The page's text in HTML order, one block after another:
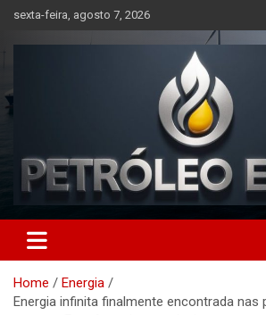
content
sexta-feira, agosto 7, 2026
Petróleo e Gás |
notícias
petróleo, gás, vagas
Home
Energia
Energia infinita finalmente encontrada nas